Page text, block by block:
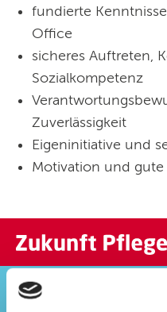
fundierte
Office
sicheres Auftreten,
Sozialkompetenz
Zuverlässigkeit
Eigeninitiative und
Motivation und gute
Das bieten wir Dir